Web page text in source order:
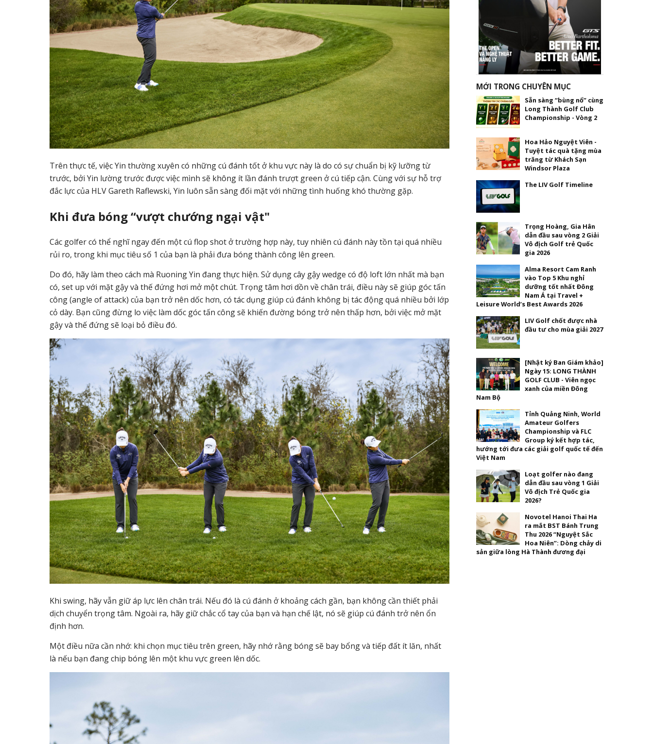
Trên thực tế, việc Yin thường xuyên có những cú đánh tốt ở khu vực này là do có sự chuẩn bị kỹ lưỡng từ
trước, bởi Yin lường trước được việc mình sẽ không ít lần đánh trượt green ở cú tiếp cận. Cùng với sự hỗ trợ
đắc lực của HLV Gareth Raflewski, Yin luôn sẵn sàng đối mặt với những tình huống khó thường gặp.
Khi đưa bóng “vượt chướng ngại vật"
Các golfer có thể nghĩ ngay đến một cú flop shot ở trường hợp này, tuy nhiên cú đánh này tồn tại quá nhiều
rủi ro, trong khi mục tiêu số 1 của bạn là phải đưa bóng thành công lên green.
Do đó, hãy làm theo cách mà Ruoning Yin đang thực hiện. Sử dụng cây gậy wedge có độ loft lớn nhất mà bạn
có, set up với mặt gậy và thế đứng hơi mở một chút. Trọng tâm hơi dồn về chân trái, điều này sẽ giúp góc tấn
công (angle of attack) của bạn trở nên dốc hơn, có tác dụng giúp cú đánh không bị tác động quá nhiều bởi lớp
cỏ dày. Bạn cũng đừng lo việc làm dốc góc tấn công sẽ khiến đường bóng trở nên thấp hơn, bởi việc mở mặt
gậy và thế đứng sẽ loại bỏ điều đó.
Khi swing, hãy vẫn giữ áp lực lên chân trái. Nếu đó là cú đánh ở khoảng cách gần, bạn không cần thiết phải
dịch chuyển trọng tâm. Ngoài ra, hãy giữ chắc cổ tay của bạn và hạn chế lật, nó sẽ giúp cú đánh trở nên ổn
định hơn.
Một điều nữa cần nhớ: khi chọn mục tiêu trên green, hãy nhớ rằng bóng sẽ bay bổng và tiếp đất ít lăn, nhất
là nếu bạn đang chip bóng lên một khu vực green lên dốc.
MỚI TRONG CHUYÊN MỤC
Sẵn sàng “bùng nổ” cùng
Long Thành Golf Club
Championship - Vòng 2
Hoa Hảo Nguyệt Viên -
Tuyệt tác quà tặng mùa
trăng từ Khách Sạn
Windsor Plaza
The LIV Golf Timeline
Trọng Hoàng, Gia Hân
dẫn đầu sau vòng 2 Giải
Vô địch Golf trẻ Quốc
gia 2026
Alma Resort Cam Ranh
vào Top 5 Khu nghỉ
dưỡng tốt nhất Đông
Nam Á tại Travel +
Leisure World’s Best Awards 2026
LIV Golf chốt được nhà
đầu tư cho mùa giải 2027
[Nhật ký Ban Giám khảo]
Ngày 15: LONG THÀNH
GOLF CLUB - Viên ngọc
xanh của miền Đông
Nam Bộ
Tỉnh Quảng Ninh, World
Amateur Golfers
Championship và FLC
Group ký kết hợp tác,
hướng tới đưa các giải golf quốc tế đến
Việt Nam
Loạt golfer nào đang
dẫn đầu sau vòng 1 Giải
Vô địch Trẻ Quốc gia
2026?
Novotel Hanoi Thai Ha
ra mắt BST Bánh Trung
Thu 2026 “Nguyệt Sắc
Hoa Niên”: Dòng chảy di
sản giữa lòng Hà Thành đương đại